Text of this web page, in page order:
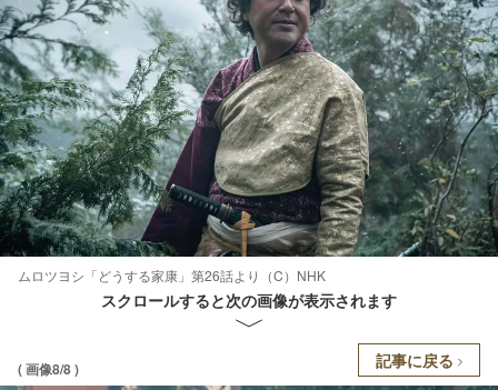
ムロツヨシ「どうする家康」第26話より（C）NHK
スクロールすると次の画像が表示されます
( 画像8/8 ) 記事に戻る